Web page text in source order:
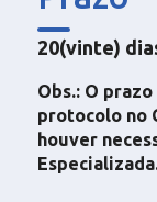
20(vinte)
Obs.: O
protocolo no
houver